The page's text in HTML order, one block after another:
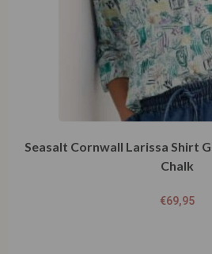
Seasalt Cornwall Larissa Shirt
Chalk
€69,95